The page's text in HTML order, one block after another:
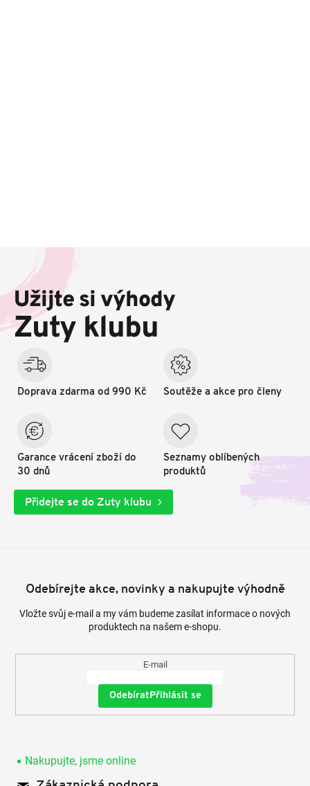
a
í
Užijte si výhody
Zuty klubu
Doprava zdarma od 990 Kč
Garance vrácení zboží do
30 dnů
Soutěže a akce pro členy
Seznamy oblíbených
produktů
Přidejte se do Zuty klubu
Odebírejte akce, novinky a nakupujte výhodně
Vložte svůj e-mail a my vám budeme zasílat informace o nových
produktech na našem e-shopu.
E-mail
Přihlásit se
Nakupujte, jsme online